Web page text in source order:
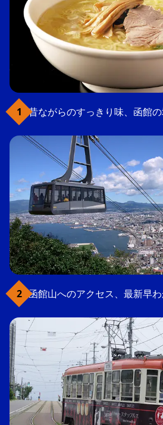
昔ながらのすっきり味、函館
函館山へのアクセス、最新早